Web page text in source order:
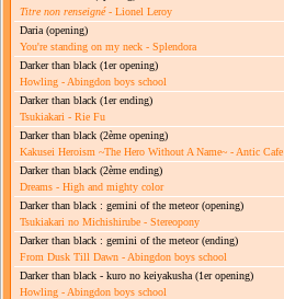
Titre non renseigné- Lionel Leroy
Daria (opening)
You're standing on my neck - Splendora
Darker than black (1er opening)
Howling - Abingdon boys school
Darker than black (1er ending)
Tsukiakari - Rie Fu
Darker than black (2ème opening)
Kakusei Heroism ~The Hero Without A Name~ - Antic Cafe
Darker than black (2ème ending)
Dreams - High and mighty color
Darker than black : gemini of the meteor(opening)
Tsukiakari no Michishirube - Stereopony
Darker than black : gemini of the meteor(ending)
From Dusk Till Dawn - Abingdon boys school
Darker than black - kuro no keiyakusha (1er opening)
Howling - Abingdon boys school